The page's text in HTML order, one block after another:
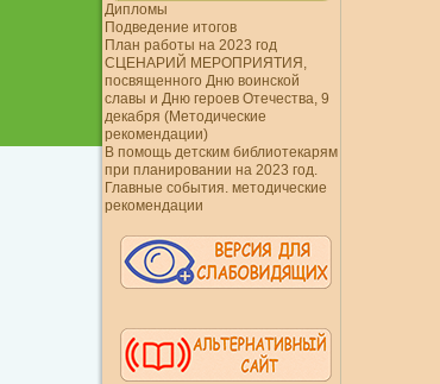
Дипломы
Подведение итогов
План работы на 2023 год
СЦЕНАРИЙ МЕРОПРИЯТИЯ,
посвященного Дню воинской
славы и Дню героев Отечества, 9
декабря (Методические
рекомендации)
В помощь детским библиотекарям
при планировании на 2023 год.
Главные события. методические
рекомендации